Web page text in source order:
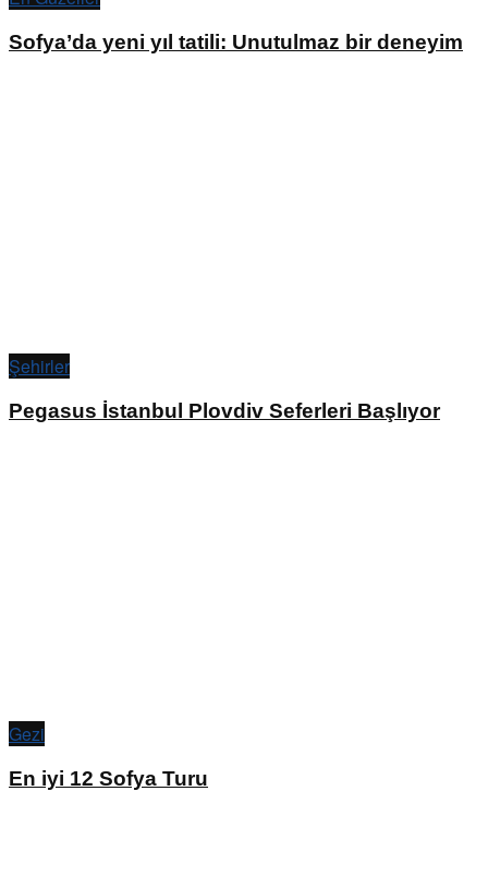
Sofya’da yeni yıl tatili: Unutulmaz bir deneyim
Şehirler
Pegasus İstanbul Plovdiv Seferleri Başlıyor
Gezi
En iyi 12 Sofya Turu